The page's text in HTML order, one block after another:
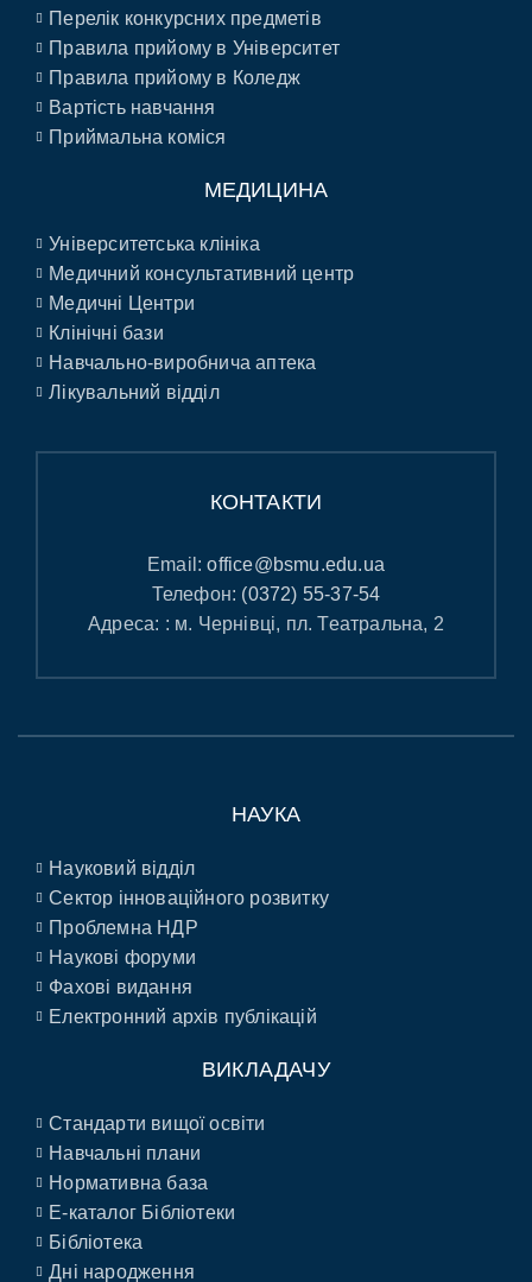
Перелік конкурсних предметів
Правила прийому в Університет
Правила прийому в Коледж
Вартість навчання
Приймальна коміся
МЕДИЦИНА
Університетська клініка
Медичний консультативний центр
Медичні Центри
Клінічні бази
Навчально-виробнича аптека
Лікувальний відділ
КОНТАКТИ
Email:office@bsmu.edu.ua
Телефон: (0372) 55-37-54
Адреса: : м. Чернівці, пл. Театральна, 2
НАУКА
Науковий відділ
Сектор інноваційного розвитку
Проблемна НДР
Наукові форуми
Фахові видання
Електронний архів публікацій
ВИКЛАДАЧУ
Стандарти вищої освіти
Навчальні плани
Нормативна база
E-каталог Бібліотеки
Бібліотека
Дні народження